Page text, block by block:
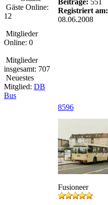
Gäste Online:
12
Mitglieder
Online: 0
Mitglieder
insgesamt: 707
Neuestes
Mitglied: DB
Bus
Beiträge: 551
Registriert am:
08.06.2008
8596
Fusioneer